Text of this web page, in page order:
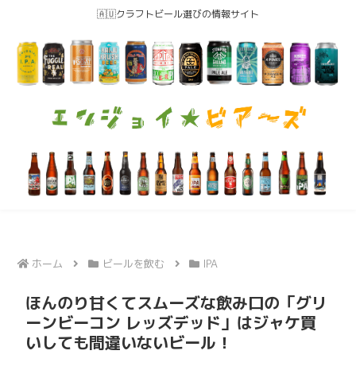
🇦🇺クラフトビール選びの情報サイト
ホーム ビールを飲む IPA
ほんのり甘くてスムーズな飲み口の「グリ
ーンビーコン レッズデッド」はジャケ買
いしても間違いないビール！